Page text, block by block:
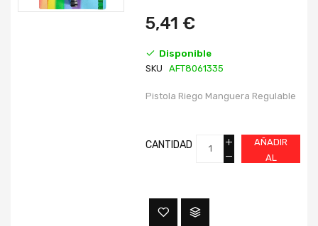
imágenes
5,41 €
Disponible
SKU
AFT8061335
Pistola Riego Manguera Regulable
CANTIDAD
AÑADIR
AL